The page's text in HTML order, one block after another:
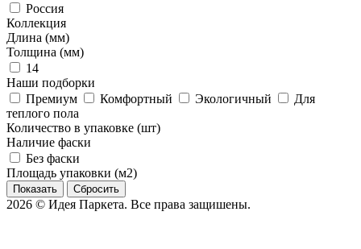
Россия
Коллекция
Длина (мм)
Толщина (мм)
14
Наши подборки
Премиум
Комфортный Экологичный
Для
теплого пола
Количество в упаковке (шт)
Наличие фаски
Без фаски
Площадь упаковки (м2)
Сбросить
2026 © Идея Паркета. Все права защишены.